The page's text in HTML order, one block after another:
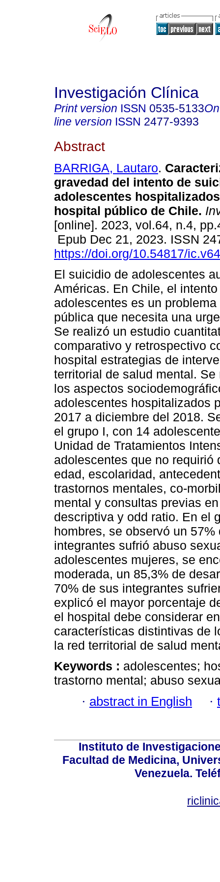
Investigación Clínica
Print version ISSN 0535-5133
line version ISSN 2477-9393
Abstract
BARRIGA, Lautaro.
gravedad del intento de
adolescentes
hospital público de Chile.
[online]. 2023, vol.64, n.4,
Epub Dec 21, 2023. ISSN
https://doi.org/10.54817/
El suicidio de adolescentes
Américas. En Chile, el
adolescentes es un
pública que necesita una
Se realizó un estudio
comparativo y retrospectivo
hospital estrategias de
territorial de salud mental.
los aspectos
adolescentes hospitalizados
2017 a diciembre del 2018.
el grupo I, con 14
Unidad de Tratamientos
adolescentes que no
edad, escolaridad,
trastornos mentales, co-
mental y consultas previas
descriptiva y odd ratio. En el
hombres, se observó un
integrantes sufrió abuso
adolescentes mujeres, se
moderada, un 85,3% de
70% de sus integrantes
explicó el mayor porcentaje
el hospital debe considerar
características distintivas de
la red territorial de salud
Keywords : adolescentes;
trastorno mental; abuso
· abstract in English ·
Instituto de
Facultad de Medicina,
Venezuela.